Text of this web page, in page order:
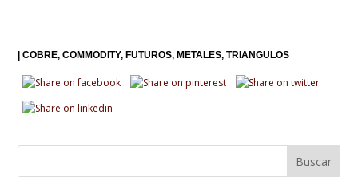
|COBRE COMMODITY FUTUROS METALES TRIANGULOS